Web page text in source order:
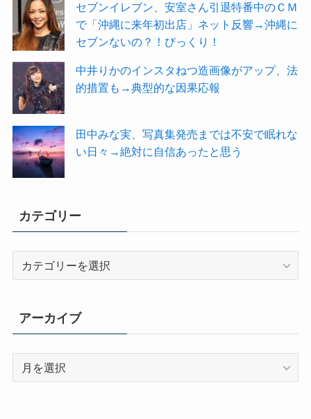
セブンイレブン、安室さん引退特番中のＣＭ
で「沖縄に来年初出店」ネット反響→沖縄に
セブンないの？！びっくり！
中井りかのインスタねつ造画像がアップ、法
的措置も→典型的な因果応報
田中みな実、写真集発売までは不安で眠れな
い日々→絶対に自信あったと思う
カテゴリー
ー
アーカイブ